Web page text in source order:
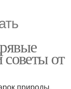
от
природы,